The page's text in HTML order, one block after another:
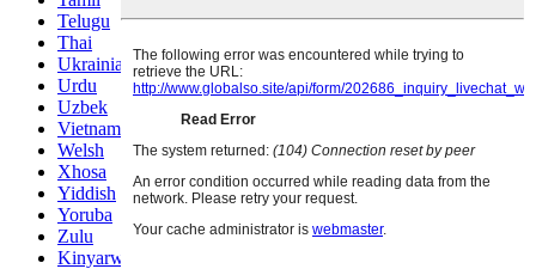
Telugu
Thai
Ukrainian
Urdu
Uzbek
Vietnamese
Welsh
Xhosa
Yiddish
Yoruba
Zulu
Kinyarwanda